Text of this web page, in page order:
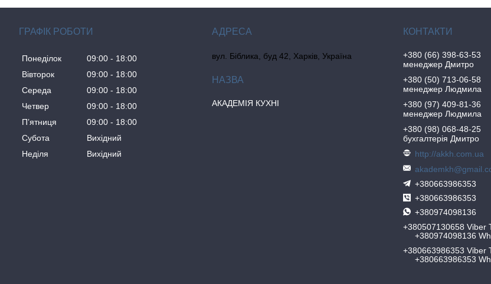
ГРАФІК РОБОТИ
Понеділок 09:00
18:00
Вівторок
09:00
18:00
Середа
09:00
18:00
Четвер
09:00
18:00
Пʼятниця
09:00
18:00
Субота
Вихідний
Неділя
Вихідний
вул. Біблика, буд 42, Харків, Україна
АКАДЕМІЯ КУХНІ
+380 (66) 398-63-53
менеджер Дмитро
+380 (50) 713-06-58
менеджер Людмила
+380 (97) 409-81-36
менеджер Людмила
+380 (98) 068-48-25
бухгалтерія Дмитро
http://akkh.com.ua
+380663986353
+380663986353
+380974098136
+380507130658 Viber
+380974098136
+380663986353 Viber
+380663986353